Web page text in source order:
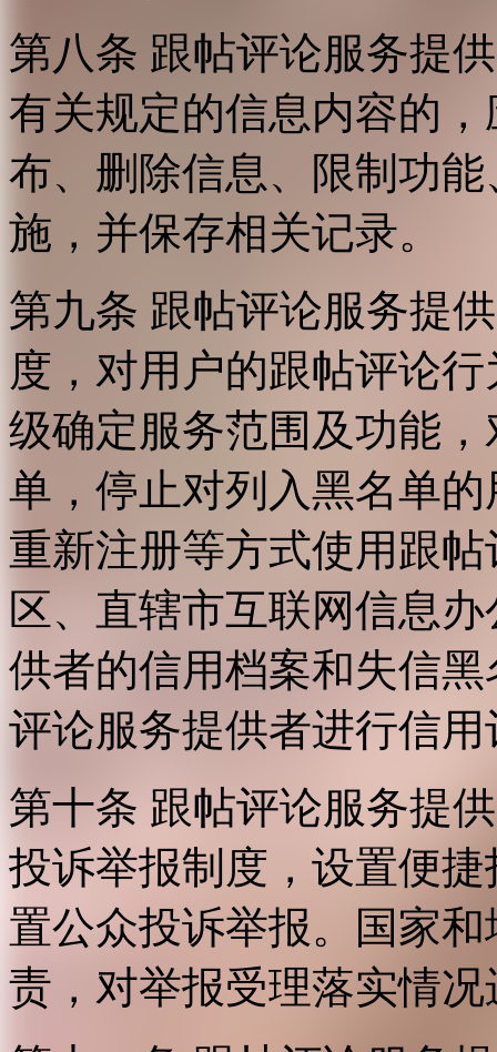
第八条 跟帖评论服务提
有关规定的信息内容的
布、删除信息、限制功
施，并保存相关记录。
第九条 跟帖评论服务提
度，对用户的跟帖评论
级确定服务范围及功能
单，停止对列入黑名单
重新注册等方式使用跟
区、直辖市互联网信息
供者的信用档案和失信
评论服务提供者进行信用
第十条 跟帖评论服务提
投诉举报制度，设置便
置公众投诉举报。国家
责，对举报受理落实情